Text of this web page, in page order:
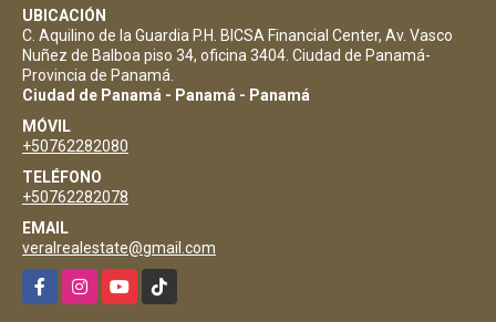
UBICACIÓN
C. Aquilino de la Guardia P.H. BICSA Financial Center, Av. Vasco
Nuñez de Balboa piso 34, oficina 3404. Ciudad de Panamá-
Provincia de Panamá.
Ciudad de Panamá - Panamá - Panamá
MÓVIL
+50762282080
TELÉFONO
+50762282078
EMAIL
veralrealestate@gmail.com
FacebookInstagramYouTubeTikTok